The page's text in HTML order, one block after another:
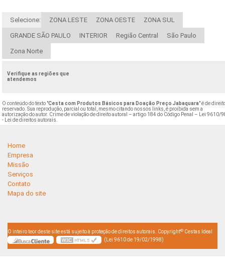
Selecione: ZONA LESTE ZONA OESTE ZONA SUL
GRANDE SÃO PAULO INTERIOR Região Central São Paulo
Zona Norte
Verifique as regiões que
atendemos
O conteúdo do texto "Cesta com Produtos Básicos para Doação Preço Jabaquara" é de
reservado. Sua reprodução, parcial ou total, mesmo citando nossos links, é proibida sem a
autorização do autor. Crime de violação de direito autoral – artigo 184 do Código Penal –
Lei 9610/
- Lei de direitos autorais
Home
Empresa
Missão
Serviços
Contato
Mapa do site
O inteiro teor deste site está sujeito à proteção de direitos autorais. Copyright© Cestas Ideal
(Lei 9610 de 19/02/1998)